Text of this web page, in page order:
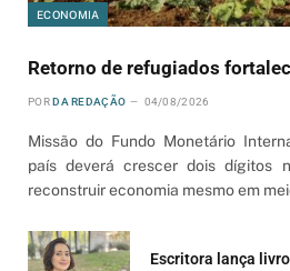
ECONOMIA
Retorno de refugiados
POR DA REDAÇÃO 04/08/2026
Missão do Fundo Monetário
país deverá crescer dois dígitos
reconstruir economia mesmo em
Escritora lança